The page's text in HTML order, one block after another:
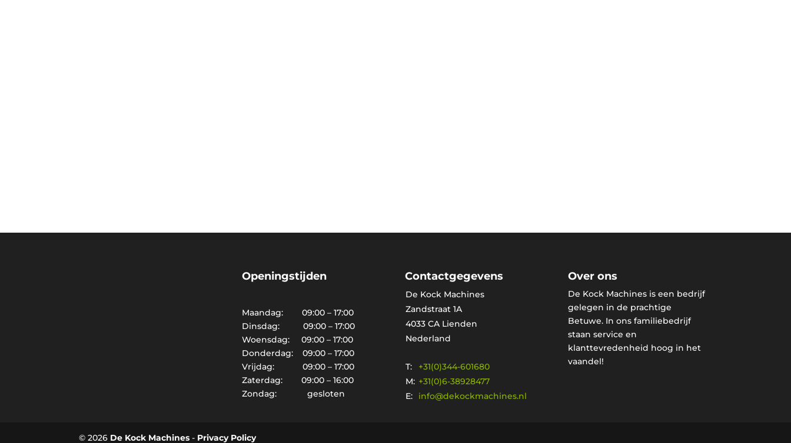
Openingstijden
Maandag: 09:00 – 17:00
Dinsdag: 09:00 – 17:00
Woensdag: 09:00 – 17:00
Donderdag: 09:00 – 17:00
Vrijdag: 09:00 – 17:00
Zaterdag: 09:00 – 16:00
Zondag: gesloten
Contactgegevens
De Kock Machines
Zandstraat 1A
4033 CA Lienden
Nederland
T:
+31(0)344-601680
M: +31(0)6-38928477
E:
info@dekockmachines.nl
Over ons
De Kock Machines is een bedrijf
gelegen in de prachtige
Betuwe. In ons familiebedrijf
staan service en
klanttevredenheid hoog in het
vaandel!
© 2026 De Kock Machines - Privacy Policy